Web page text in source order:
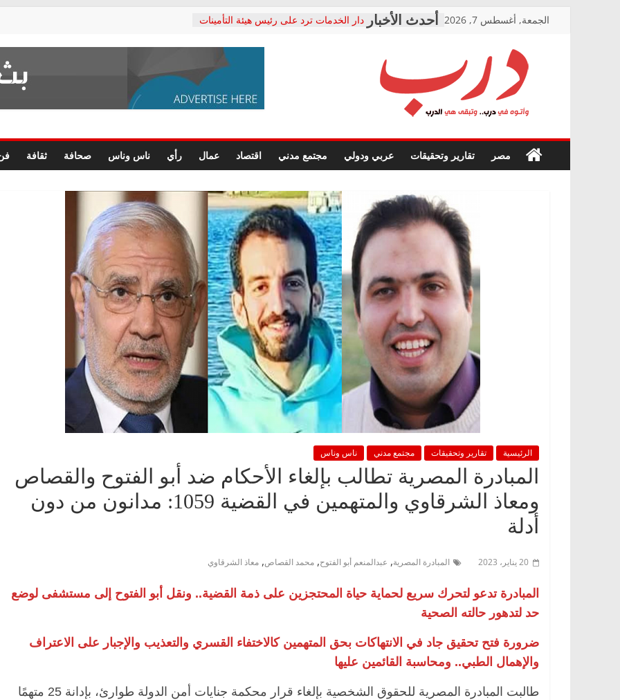
الجمعة, أغسطس 7, 2026
دار الخدمات ترد على رئيس هيئة التأمينات
معاناة أصحاب المعاشات.. ونطالب بكشف
فرحات سليمان يكتب: القطاع الصحي إلى
حزب التحالف الشعبي يطلق لجنة “الحق
صور .. اعتماد الرسومات النهائية للقرار
الوزاري لمدينة الصحفيين.. وانتهاء أعمال
إنشاء المبنى الإداري
متابعة قضية الدكتور محمد زهران.. ويؤكد:
قرينة البراءة وضمانات المحاكمة العادلة
حق أصيل
درب
في
درب..
مصر تقارير وتحقيقات عربي ودولي مجتمع مدني اقتصاد عمال رأي ناس وناس صحافة ثقافة
الرئيسية تقارير وتحقيقات مجتمع مدني ناس وناس
المبادرة المصرية تطالب بإلغاء الأحكام ضد أبو الفتوح والقصاص
ومعاذ الشرقاوي والمتهمين في القضية 1059: مدانون من دون
أدلة
20 يناير، 2023 المبادرة المصرية, عبدالمنعم أبو الفتوح, محمد القصاص, معاذ الشرقاوي
المبادرة تدعو لتحرك سريع لحماية حياة المحتجزين على ذمة القضية.. ونقل أبو الفتوح إلى مستشفى لوضع
حد لتدهور حالته الصحية
ضرورة فتح تحقيق جاد في الانتهاكات بحق المتهمين كالاختفاء القسري والتعذيب والإجبار على الاعتراف
والإهمال الطبي.. ومحاسبة القائمين عليها
طالبت المبادرة المصرية للحقوق الشخصية بإلغاء قرار محكمة جنايات أمن الدولة طوارئ، بإدانة 25 متهمًا